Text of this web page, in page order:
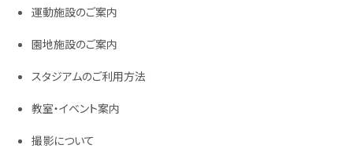
運動施設のご案内
園地施設のご案内
スタジアムのご利用方法
教室・イベント案内
撮影について